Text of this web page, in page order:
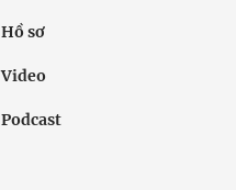
Hồ sơ
Video
Podcast